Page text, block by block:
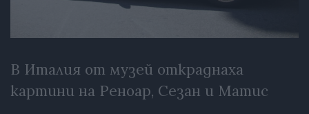
В Италия от музей откраднаха
картини на Реноар, Сезан и Матис